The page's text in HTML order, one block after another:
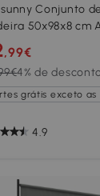
Conjunto
50x98x8 cm
de Exterior
Varanda
,99€
4% de
grátis exceto as
4.9